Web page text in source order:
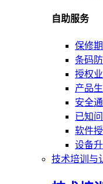
自助服务
保修
条码
授权
产品
安全
已知
软件
设备
技术培训与